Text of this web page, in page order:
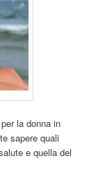
la donna in
sapere quali
e quella del